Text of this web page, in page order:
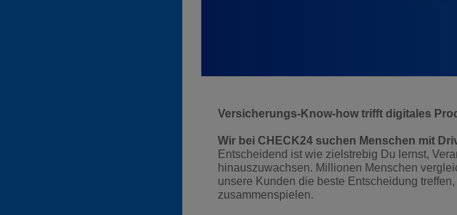
Versicherungs-Know-how trifft digitales
Wir bei CHECK24 suchen Menschen mit
Entscheidend ist wie zielstrebig Du lernst,
hinauszuwachsen. Millionen Menschen
unsere Kunden die beste Entscheidung
zusammenspielen.